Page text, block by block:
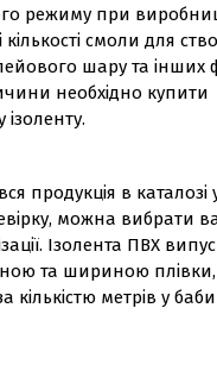
режиму при
смоли для
шару та інших
необхідно купити
продукція в каталозі
можна вибрати
Ізолента ПВХ
та шириною
кількістю метрів у